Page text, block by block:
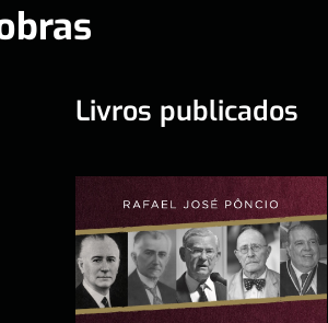
Livros publicados